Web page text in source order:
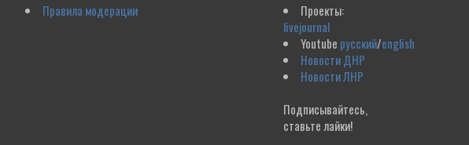
Правила модерации
Проекты:
livejournal
Youtube русский/english
Новости ДНР
Новости ЛНР
Подписывайтесь,
ставьте лайки!